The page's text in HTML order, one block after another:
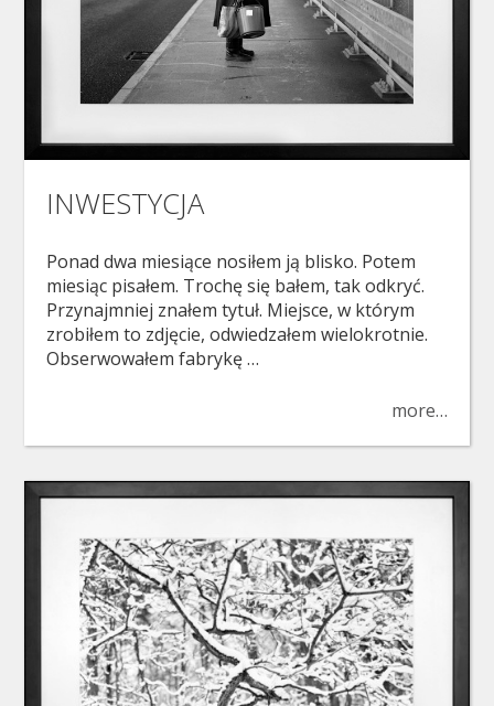
INWESTYCJA
Ponad dwa miesiące nosiłem ją blisko. Potem
miesiąc pisałem. Trochę się bałem, tak odkryć.
Przynajmniej znałem tytuł. Miejsce, w którym
zrobiłem to zdjęcie, odwiedzałem wielokrotnie.
Obserwowałem fabrykę …
more…